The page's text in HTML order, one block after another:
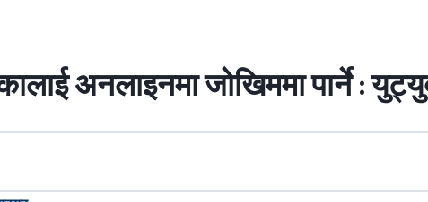
अनलाइनमा जोखिममा पार्ने :